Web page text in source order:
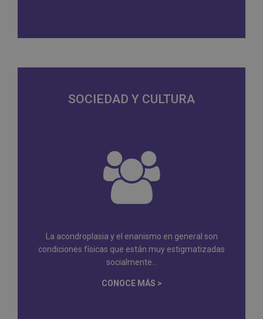
SOCIEDAD Y CULTURA
La acondroplasia y el enanismo en general son
condiciones físicas que están muy estigmatizadas
socialmente...
CONOCE MÁS >